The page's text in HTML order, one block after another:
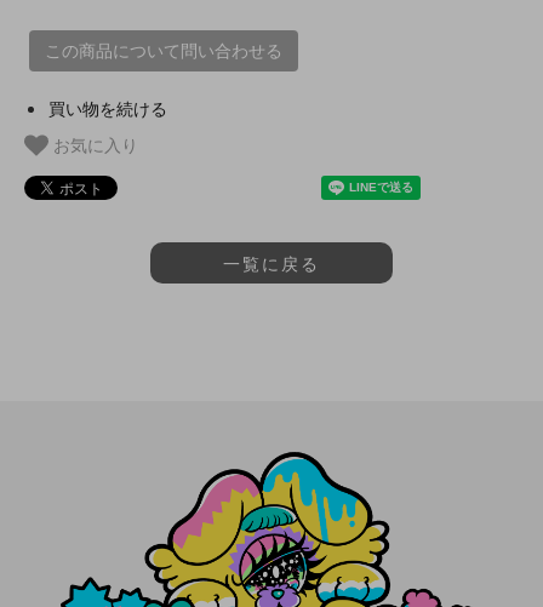
この商品について問い合わせる
買い物を続ける
お気に入り
一覧に戻る